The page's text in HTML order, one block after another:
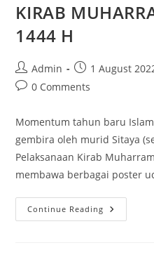
KIRAB
1444 H
Admin 1 August
0 Comments
Momentum tahun baru
gembira oleh murid Sitaya
Pelaksanaan Kirab
membawa berbagai poster
Continue Reading